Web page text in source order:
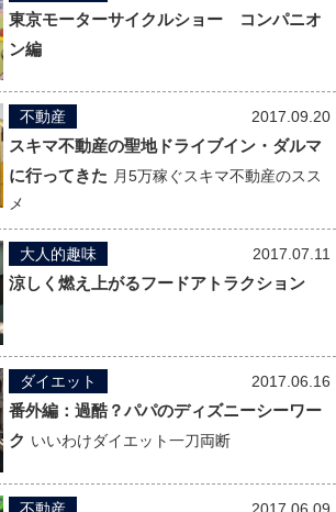
東京モーターサイクルショー コンパニオ
ン編
2017.09.20
不動産
スキマ不動産の聖地ドライブイン・ダルマ
に行ってきた 月5万稼ぐスキマ不動産のスス
メ
2017.07.11
大人的趣味
涼しく燃え上がるフードアトラクション
2017.06.16
ダイエット
番外編：過酷？パパのディズニーシーワー
ク いいわけダイエット一刀両断
2017.06.09
不動産